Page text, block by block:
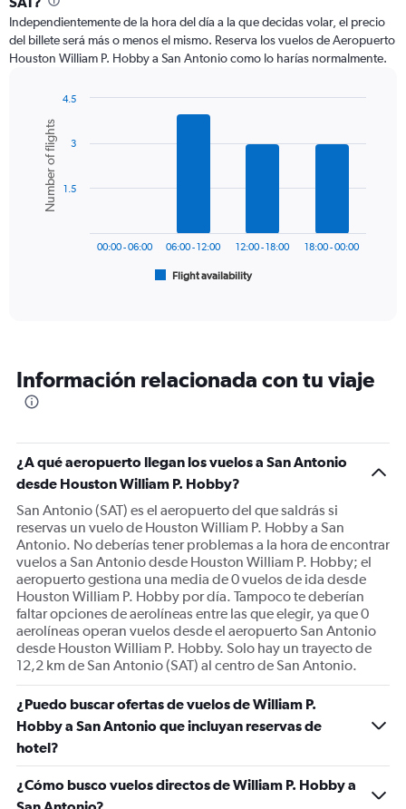
categories.
The
chart
axis
displaying
values.
Range:
Independientemente de la hora del día a la que decidas volar, el precio
del billete será más o menos el mismo. Reserva los vuelos de Aeropuerto
Houston William P. Hobby a San Antonio como lo harías normalmente.
chart
with
bars.
The
categories.
The
Y
axis
displaying
Number
of
flights.
Range:
0
to
4.5.
Chart
graphic.
Number of flights
Flight availability
00:00 - 06:00 06:00 - 12:00 12:00 - 18:00 18:00 - 00:00
1.5
3
4.5
Información relacionada con tu viaje
¿A qué aeropuerto llegan los vuelos a San Antonio
desde Houston William P. Hobby?
San Antonio (SAT) es el aeropuerto del que saldrás si
reservas un vuelo de Houston William P. Hobby a San
Antonio. No deberías tener problemas a la hora de encontrar
vuelos a San Antonio desde Houston William P. Hobby; el
aeropuerto gestiona una media de 0 vuelos de ida desde
Houston William P. Hobby por día. Tampoco te deberían
faltar opciones de aerolíneas entre las que elegir, ya que 0
aerolíneas operan vuelos desde el aeropuerto San Antonio
desde Houston William P. Hobby. Solo hay un trayecto de
12,2 km de San Antonio (SAT) al centro de San Antonio.
¿Puedo buscar ofertas de vuelos de William P.
Hobby a San Antonio que incluyan reservas de
hotel?
¿Cómo busco vuelos directos de William P. Hobby a